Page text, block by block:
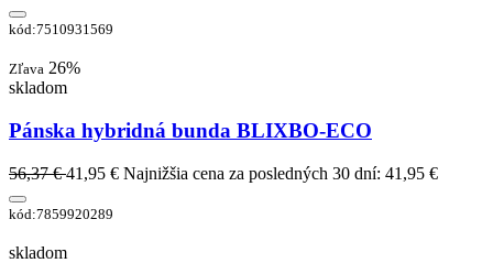
kód:7510931569
Zľava 26%
skladom
Pánska hybridná bunda BLIXBO-ECO
56,37 €41,95 € Najnižšia cena za posledných 30 dní: 41,95 €
kód:7859920289
skladom